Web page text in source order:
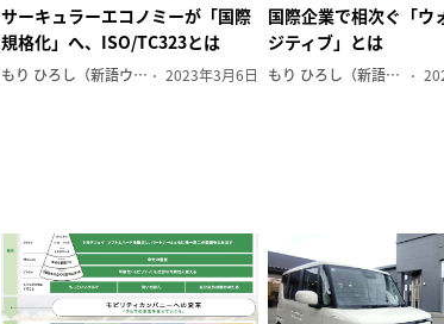
サーキュラーエコノミーが「国際
規格化」へ、ISO/TC323とは
もり ひろし（新語ウォッチャー） 2023年3月6日
国際企業で相次ぐ「ウ
ジティブ」とは
もり ひろし（新語ウォッチャー）